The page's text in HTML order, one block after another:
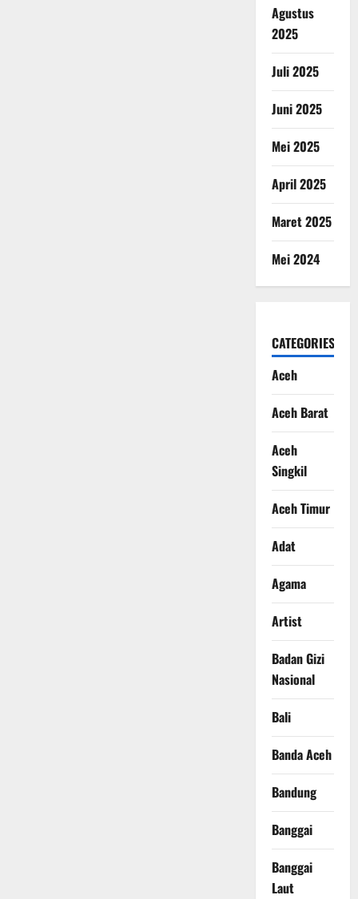
Agustus
2025
Juli 2025
Juni 2025
Mei 2025
April 2025
Maret 2025
Mei 2024
CATEGORIES
Aceh
Aceh Barat
Aceh
Singkil
Aceh Timur
Adat
Agama
Artist
Badan Gizi
Nasional
Bali
Banda Aceh
Bandung
Banggai
Banggai
Laut